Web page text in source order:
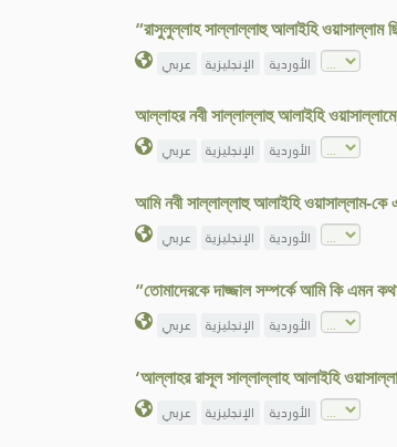
“রাসুলুল্লাহ সাল্লাল্লাহু আলাইহি
عربي الإنجليزية الأوردية
আল্লাহর নবী সাল্লাল্লাহু আলাইহি
عربي الإنجليزية الأوردية
আমি নবী সাল্লাল্লাহু আলাইহি ওয়াসাল্লাম-কে
عربي الإنجليزية الأوردية
“তোমাদেরকে দাজ্জাল সম্পর্কে আমি কি এমন
عربي الإنجليزية الأوردية
‘আল্লাহর রাসূল সাল্লাল্লাহ আলাইহি
عربي الإنجليزية الأوردية